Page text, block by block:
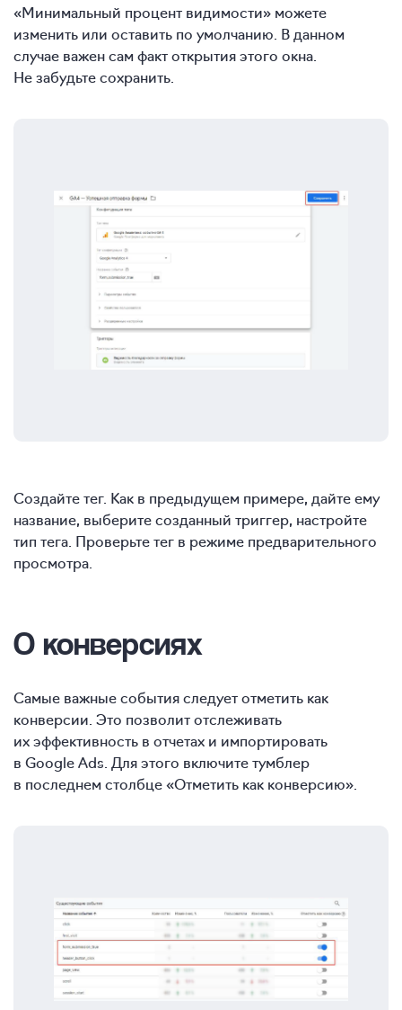
«Минимальный процент видимости» можете
изменить или оставить по умолчанию. В данном
случае важен сам факт открытия этого окна.
Не забудьте сохранить.
Создайте тег. Как в предыдущем примере, дайте ему
название, выберите созданный триггер, настройте
тип тега. Проверьте тег в режиме предварительного
просмотра.
О конверсиях
Самые важные события следует отметить как
конверсии. Это позволит отслеживать
их эффективность в отчетах и импортировать
в Google Ads. Для этого включите тумблер
в последнем столбце «Отметить как конверсию».